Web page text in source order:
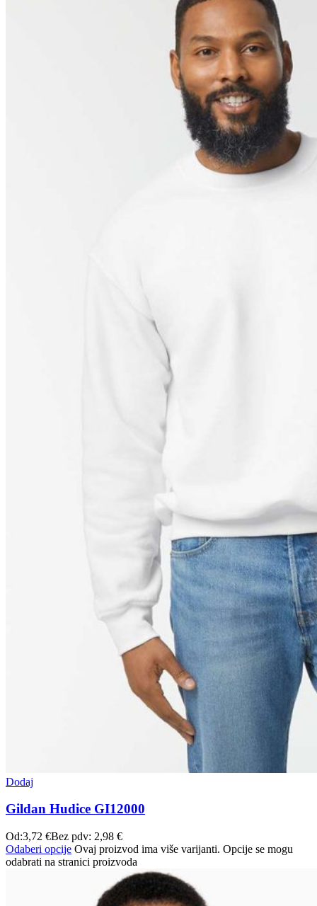
Dodaj
Gildan Hudice GI12000
Od:3,72 €Bez pdv: 2,98 €
Odaberi opcije Ovaj proizvod ima više varijanti. Opcije se mogu
odabrati na stranici proizvoda